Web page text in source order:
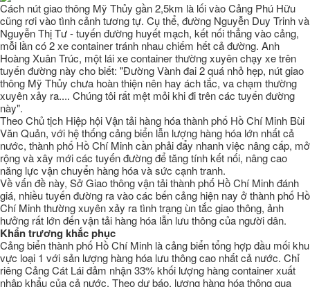
Cách nút giao thông Mỹ Thủy gần 2,5km là lối vào Cảng Phú Hữu
cũng rơi vào tình cảnh tương tự. Cụ thể, đường Nguyễn Duy Trinh và
Nguyễn Thị Tư - tuyến đường huyết mạch, kết nối thẳng vào cảng,
mỗi lần có 2 xe container tránh nhau chiếm hết cả đường. Anh
Hoàng Xuân Trúc, một lái xe container thường xuyên chạy xe trên
tuyến đường này cho biết: "Đường Vành đai 2 quá nhỏ hẹp, nút giao
thông Mỹ Thủy chưa hoàn thiện nên hay ách tắc, va chạm thường
xuyên xảy ra.... Chúng tôi rất mệt mỏi khi đi trên các tuyến đường
này".
Theo Chủ tịch Hiệp hội Vận tải hàng hóa thành phố Hồ Chí Minh Bùi
Văn Quản, với hệ thống cảng biển lẫn lượng hàng hóa lớn nhất cả
nước, thành phố Hồ Chí Minh cần phải đẩy nhanh việc nâng cấp, mở
rộng và xây mới các tuyến đường để tăng tính kết nối, nâng cao
năng lực vận chuyển hàng hóa và sức cạnh tranh.
Về vấn đề này, Sở Giao thông vận tải thành phố Hồ Chí Minh đánh
giá, nhiều tuyến đường ra vào các bến cảng hiện nay ở thành phố Hồ
Chí Minh thường xuyên xảy ra tình trạng ùn tắc giao thông, ảnh
hưởng rất lớn đến vận tải hàng hóa lẫn lưu thông của người dân.
Khẩn trương khắc phục
Cảng biển thành phố Hồ Chí Minh là cảng biển tổng hợp đầu mối khu
vực loại 1 với sản lượng hàng hóa lưu thông cao nhất cả nước. Chỉ
riêng Cảng Cát Lái đảm nhận 33% khối lượng hàng container xuất
nhập khẩu của cả nước. Theo dự báo, lượng hàng hóa thông qua